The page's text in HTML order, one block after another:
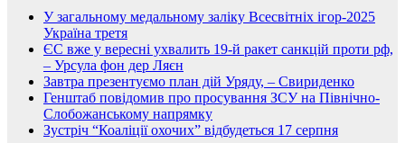
У загальному медальному заліку Всесвітніх ігор-2025
Україна третя
ЄС вже у вересні ухвалить 19-й ракет санкцій проти рф,
– Урсула фон дер Ляєн
Завтра презентуємо план дій Уряду, – Свириденко
Генштаб повідомив про просування ЗСУ на Північно-
Слобожанському напрямку
Зустріч “Коаліції охочих” відбудеться 17 серпня